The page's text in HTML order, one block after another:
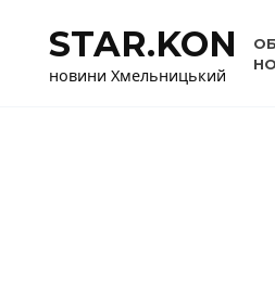
вмістуSTAR.KON
новини Хмельницький